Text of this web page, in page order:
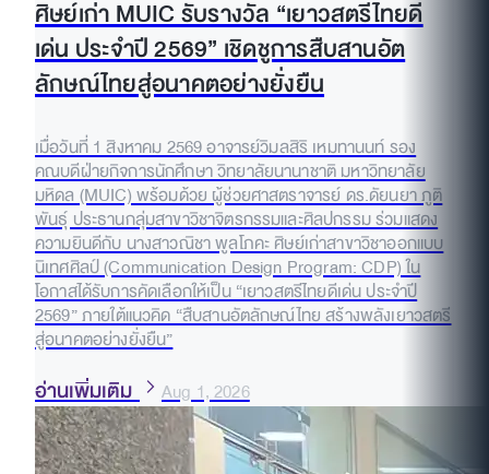
ศิษย์เก่า MUIC รับรางวัล “เยาวสตรีไทยดี
เด่น ประจำปี 2569” เชิดชูการสืบสานอัต
ลักษณ์ไทยสู่อนาคตอย่างยั่งยืน
เมื่อวันที่ 1 สิงหาคม 2569 อาจารย์วิมลสิริ เหมทานนท์ รอง
คณบดีฝ่ายกิจการนักศึกษา วิทยาลัยนานาชาติ มหาวิทยาลัย
มหิดล (MUIC) พร้อมด้วย ผู้ช่วยศาสตราจารย์ ดร.ดัยนยา ภูติ
พันธุ์ ประธานกลุ่มสาขาวิชาจิตรกรรมและศิลปกรรม ร่วมแสดง
ความยินดีกับ นางสาวณิชา พูลโภคะ ศิษย์เก่าสาขาวิชาออกแบบ
นิเทศศิลป์ (Communication Design Program: CDP) ใน
โอกาสได้รับการคัดเลือกให้เป็น “เยาวสตรีไทยดีเด่น ประจำปี
2569” ภายใต้แนวคิด “สืบสานอัตลักษณ์ไทย สร้างพลังเยาวสตรี
สู่อนาคตอย่างยั่งยืน”
อ่านเพิ่มเติม Aug 1, 2026